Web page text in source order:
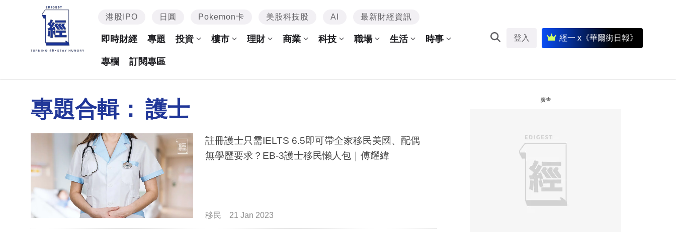
港股IPO 日圓 Pokemon卡 美股科技股 AI 最新財經資訊
即時財經 專題 投資 樓市 理財 商業 科技 職場 生活 時事
專欄 訂閱專區
登入 經一 x《華爾街日報》
專題合輯： 護士
註冊護士只需IELTS 6.5即可帶全家移民美國、配偶
無學歷要求？EB-3護士移民懶人包｜傅耀緯
移民 21 Jan 2023
廣告